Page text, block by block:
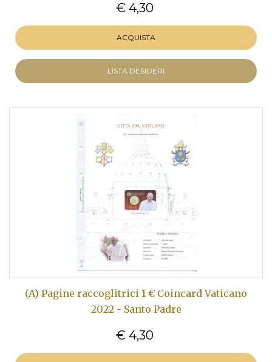
€ 4,30
ACQUISTA
LISTA DESIDERI
(A) Pagine raccoglitrici 1 € Coincard Vaticano
2022 - Santo Padre
€ 4,30